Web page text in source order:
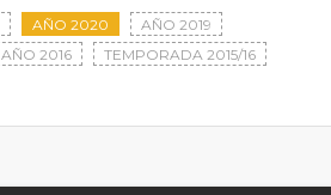
AÑO 2020
AÑO 2019
AÑO 2016
TEMPORADA 2015/16